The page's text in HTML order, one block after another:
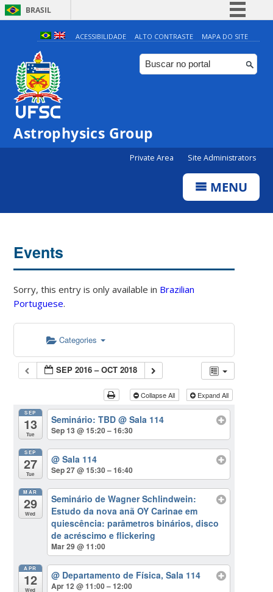
BRASIL
Simplifique!
Comunica BR
Participe
ACESSIBILIDADE ALTO CONTRASTE MAPA DO SITE
Astrophysics Group
Private Area Site Administrators
MENU
Events
Sorry, this entry is only available in Brazilian
Portuguese.
Categories
SEP 2016 – OCT 2018
Collapse All Expand All
SEP
13
Tue
Seminário: TBD@ Sala 114
Sep 13 @ 15:20 – 16:30
SEP
27
Tue
@ Sala 114
Sep 27 @ 15:30 – 16:40
MAR
29
Wed
Seminário de Wagner Schlindwein:
Estudo da nova anã OY Carinae em
quiescência: parâmetros binários, disco
de acréscimo e flickering
Mar 29 @ 11:00
APR
12
Wed
@ Departamento de Física, Sala 114
Apr 12 @ 11:00 – 12:00